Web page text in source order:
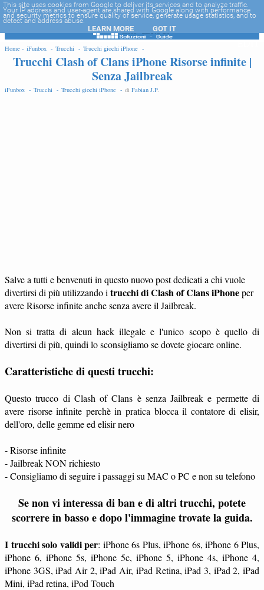
-->
Home - iFunbox - Trucchi - Trucchi giochi iPhone -
Trucchi Clash of Clans iPhone Risorse infinite |
Senza Jailbreak
iFunbox - Trucchi - Trucchi giochi iPhone - di Fabian J.P.
Salve a tutti e benvenuti in questo nuovo post dedicati a chi vuole
divertirsi di più utilizzando i trucchi di Clash of Clans iPhoneper
avere Risorse infinite anche senza avere il Jailbreak.
Non si tratta di alcun hack illegale e l'unico scopo è quello di
divertirsi di più, quindi lo sconsigliamo se dovete giocare online.
Caratteristiche di questi trucchi:
Questo trucco di Clash of Clans è senza Jailbreak e permette di
avere risorse infinite perchè in pratica blocca il contatore di elisir,
dell'oro, delle gemme ed elisir nero
- Risorse infinite
- Jailbreak NON richiesto
- Consigliamo di seguire i passaggi su MAC o PC e non su telefono
Se non vi interessa di ban e di altri trucchi, potete
scorrere in basso e dopo l'immagine trovate la guida.
I trucchi solo validi per: iPhone 6s Plus, iPhone 6s, iPhone 6 Plus,
iPhone 6, iPhone 5s, iPhone 5c, iPhone 5, iPhone 4s, iPhone 4,
iPhone 3GS, iPad Air 2, iPad Air, iPad Retina, iPad 3, iPad 2, iPad
Mini, iPad retina, iPod Touch
EDIT
This site uses cookies from Google to deliver its services and to analyze traffic.
Your IP address and user-agent are shared with Google along with performance
and security metrics to ensure quality of service, generate usage statistics, and to
detect and address abuse.
LEARN MORE GOT IT